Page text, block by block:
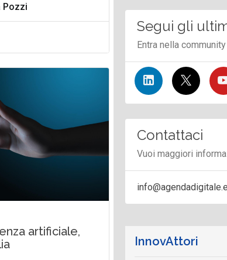
Pozzi
artificiale,
Segui gli
Entra nella community
Contattaci
Vuoi maggiori
InnovAttori